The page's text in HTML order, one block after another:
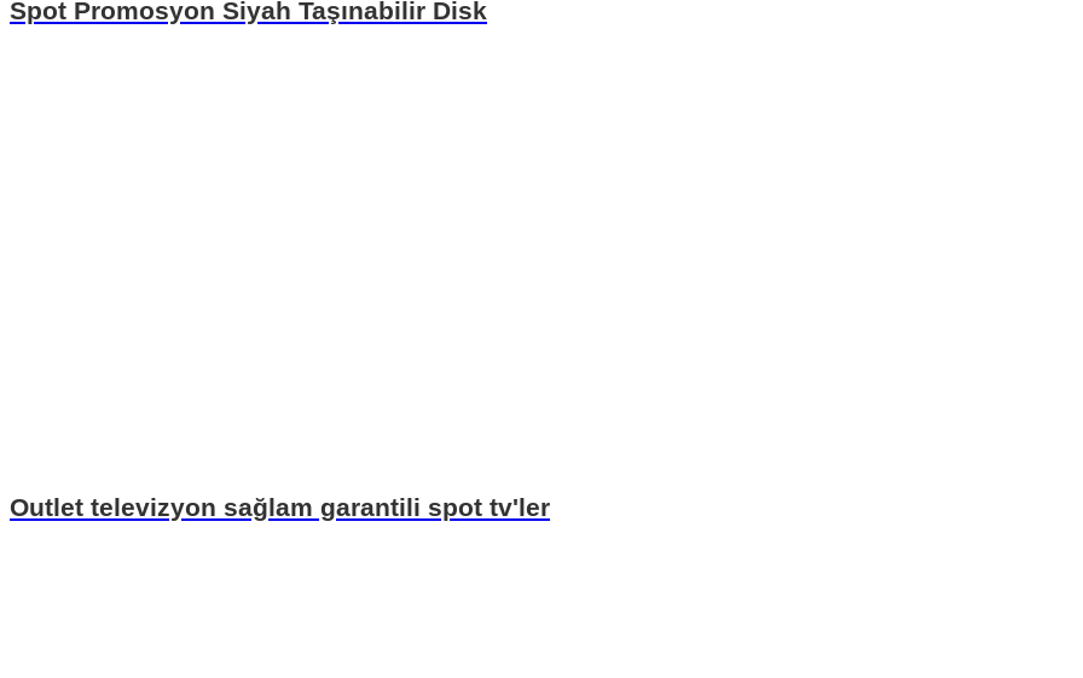
Spot Promosyon Siyah Taşınabilir Disk
Outlet televizyon sağlam garantili spot tv'ler